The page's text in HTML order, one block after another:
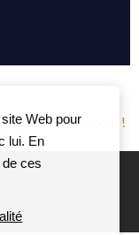
!
Web pour
lui. En
de ces